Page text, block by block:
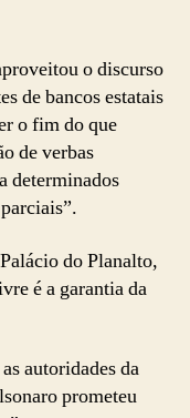
o discurso
de bancos estatais
o fim do que
de verbas
determinados
do Planalto,
é a garantia da
autoridades da
prometeu